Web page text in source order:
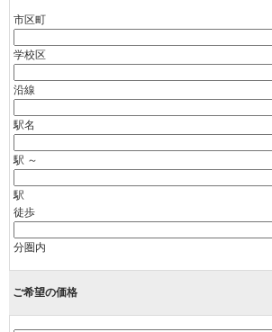
市区町
学校区
沿線
駅名
駅 ～
駅
徒歩
分圏内
ご希望の価格